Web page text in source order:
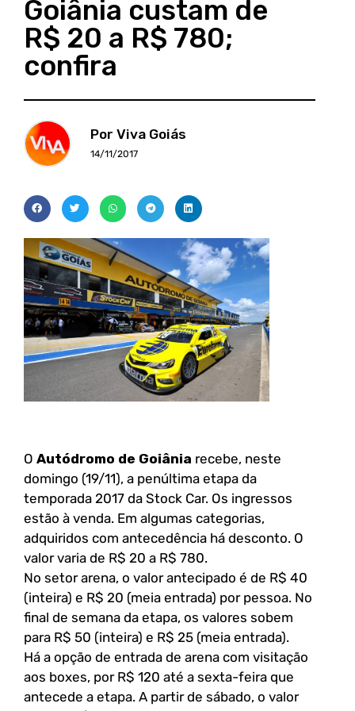
Goiânia custam de
R$ 20 a R$ 780;
confira
Por Viva Goiás
14/11/2017
O Autódromo de Goiânia recebe, neste
domingo (19/11), a penúltima etapa da
temporada 2017 da Stock Car. Os ingressos
estão à venda. Em algumas categorias,
adquiridos com antecedência há desconto. O
valor varia de R$ 20 a R$ 780.
No setor arena, o valor antecipado é de R$ 40
(inteira) e R$ 20 (meia entrada) por pessoa. No
final de semana da etapa, os valores sobem
para R$ 50 (inteira) e R$ 25 (meia entrada).
Há a opção de entrada de arena com visitação
aos boxes, por R$ 120 até a sexta-feira que
antecede a etapa. A partir de sábado, o valor